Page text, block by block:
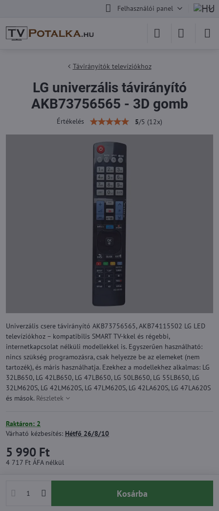
Felhasználói panel
Távirányítók televíziókhoz
LG univerzális távirányító
AKB73756565 - 3D gomb
Értékelés 5/5 (12x)
Univerzális csere távirányító AKB73756565, AKB74115502 LG LED
televíziókhoz – kompatibilis SMART TV-kkel és régebbi,
internetkapcsolat nélküli modellekkel is. Egyszerűen használható:
nincs szükség programozásra, csak helyezze be az elemeket (nem
tartozék), és máris használhatja. Ezekhez a modellekhez alkalmas: LG
32LB650, LG 42LB650, LG 47LB650, LG 50LB650, LG 55LB650, LG
32LM620S, LG 42LM620S, LG 47LM620S, LG 42LA620S, LG 47LA620S
és mások. Részletek
Raktáron: 2
Várható kézbesítés: Hétfő 26/8/10
5 990 Ft
4 717 Ft ÁFA nélkül
Kosárba